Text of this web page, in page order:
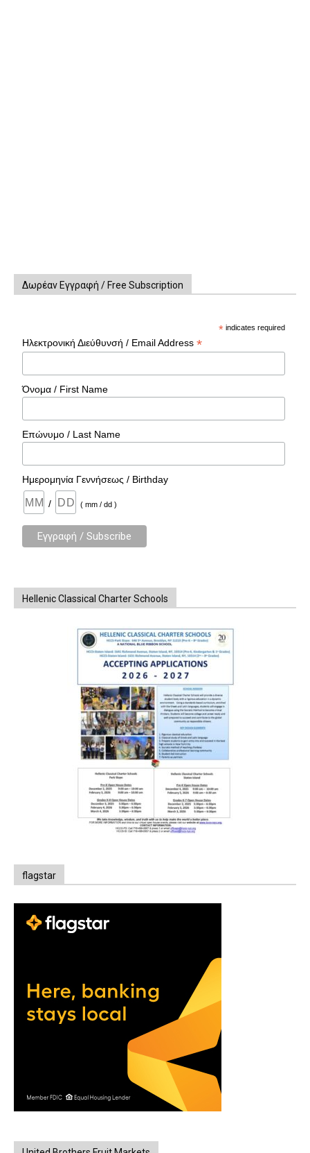
Δωρέαν Εγγραφή / Free Subscription
* indicates required
Ηλεκτρονική Διεύθυνσή / Email Address*
Όνομα / First Name
Επώνυμο / Last Name
Ημερομηνία Γεννήσεως / Birthday
/ ( mm / dd )
Hellenic Classical Charter Schools
flagstar